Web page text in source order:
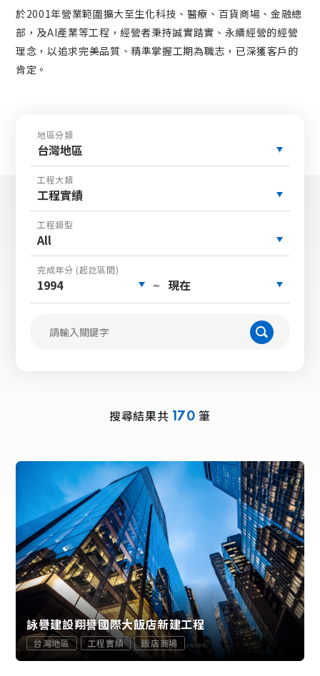
於2001年營業範圍擴大至生化科技、醫療、百貨商場、金融總
部，及AI產業等工程，經營者秉持誠實踏實、永續經營的經營
理念，以追求完美品質、精準掌握工期為職志，已深獲客戶的
肯定。
地區分類
台灣地區
工程大類
工程實績
工程類型
All
完成年分 (起訖區間)
1994 ~ 現在
搜尋結果共 170 筆
詠譽建設翔譽國際大飯店新建工程
台灣地區 工程實績 飯店商場